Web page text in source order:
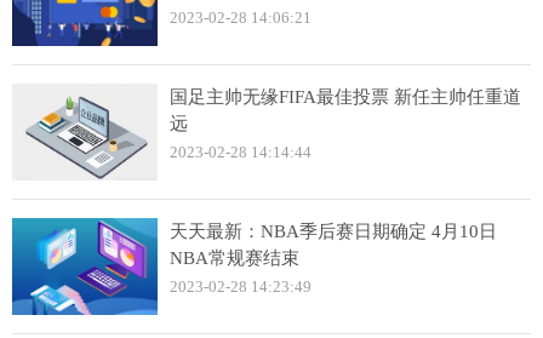
2023-02-28 14:06:21
国足主帅无缘FIFA最佳投票 新任主帅任重道
远
2023-02-28 14:14:44
天天最新：NBA季后赛日期确定 4月10日
NBA常规赛结束
2023-02-28 14:23:49